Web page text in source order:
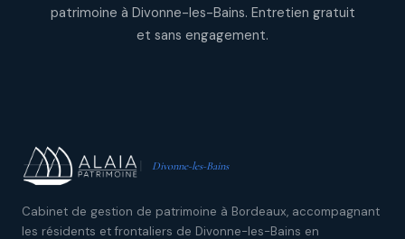
patrimoine à Divonne-les-Bains. Entretien gratuit
et sans engagement.
Divonne-les-Bains
Cabinet de gestion de patrimoine à Bordeaux, accompagnant
les résidents et frontaliers de Divonne-les-Bains en